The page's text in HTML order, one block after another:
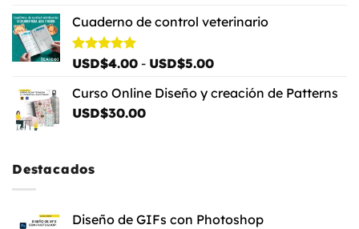
Cuaderno de control veterinario
Valorado
de 5
USD$4.00 - USD$5.00Rango
precios:
Curso Online Diseño y creación de Patterns
USD$30.00
Destacados
Diseño de GIFs con Photoshop